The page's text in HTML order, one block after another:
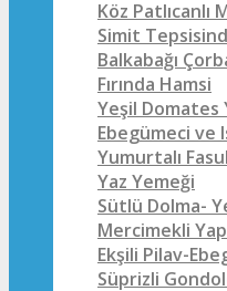
Köz Patlıcanlı
Simit
Balkabağı
Fırında Hamsi
Yeşil Domates
Ebegümeci ve
Yumurtalı
Yaz Yemeği
Sütlü Dolma-
Mercimekli
Ekşili Pilav-
Süprizli